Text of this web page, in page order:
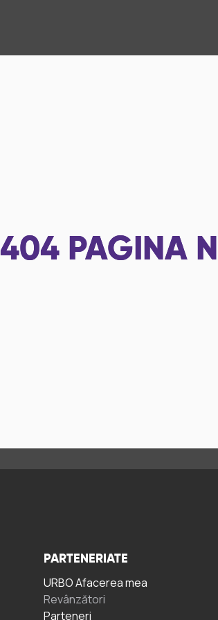
404 PAGINA
PARTENERIATE
URBO Afacerea mea
Revânzători
Parteneri